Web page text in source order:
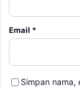
Email *
Simpan